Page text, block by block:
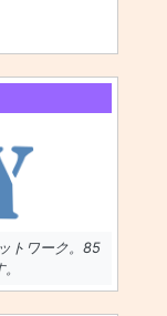
トワーク。85